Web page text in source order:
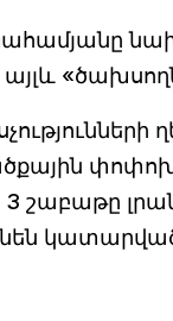
3 շաբաթը